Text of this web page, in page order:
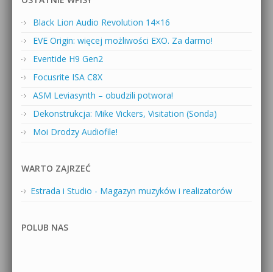
Black Lion Audio Revolution 14×16
EVE Origin: więcej możliwości EXO. Za darmo!
Eventide H9 Gen2
Focusrite ISA C8X
ASM Leviasynth – obudzili potwora!
Dekonstrukcja: Mike Vickers, Visitation (Sonda)
Moi Drodzy Audiofile!
WARTO ZAJRZEĆ
Estrada i Studio - Magazyn muzyków i realizatorów
POLUB NAS